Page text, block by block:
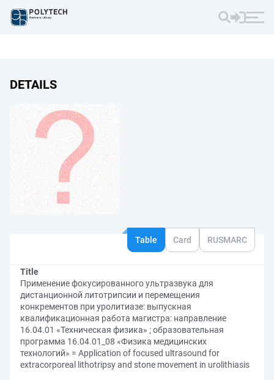
DETAILS
Table Card RUSMARC
Title
Применение фокусированного ультразвука для
дистанционной литотрипсии и перемещения
конкрементов при уролитиазе: выпускная
квалификационная работа магистра: направление
16.04.01 «Техническая физика» ; образовательная
программа 16.04.01_08 «Физика медицинских
технологий» = Application of focused ultrasound for
extracorporeal lithotripsy and stone movement in urolithiasis